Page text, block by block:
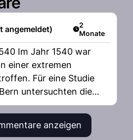
angemeldet) Artikel
2
Monate
Im Jahr 1540 war
einer extremen
Für eine Studie
untersuchten die
300 historische
mehreren europäischen
der heutigen Schweiz
anzeigen